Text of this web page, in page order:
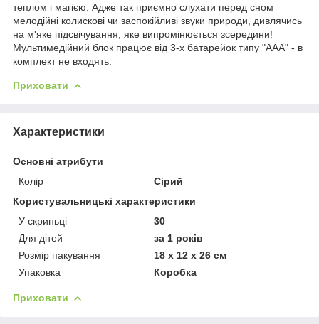
теплом і магією. Адже так приємно слухати перед сном
мелодійні колискові чи заспокійливі звуки природи, дивлячись
на м'яке підсвічування, яке випромінюється зсередини!
Мультимедійний блок працює від 3-х батарейок типу "ААА" - в
комплект не входять.
Приховати
Характеристики
Основні атрибути
Колір
Сірий
Користувальницькі характеристики
У скриньці
30
Для дітей
за 1 років
Розмір пакування
18 х 12 х 26 см
Упаковка
Коробка
Приховати